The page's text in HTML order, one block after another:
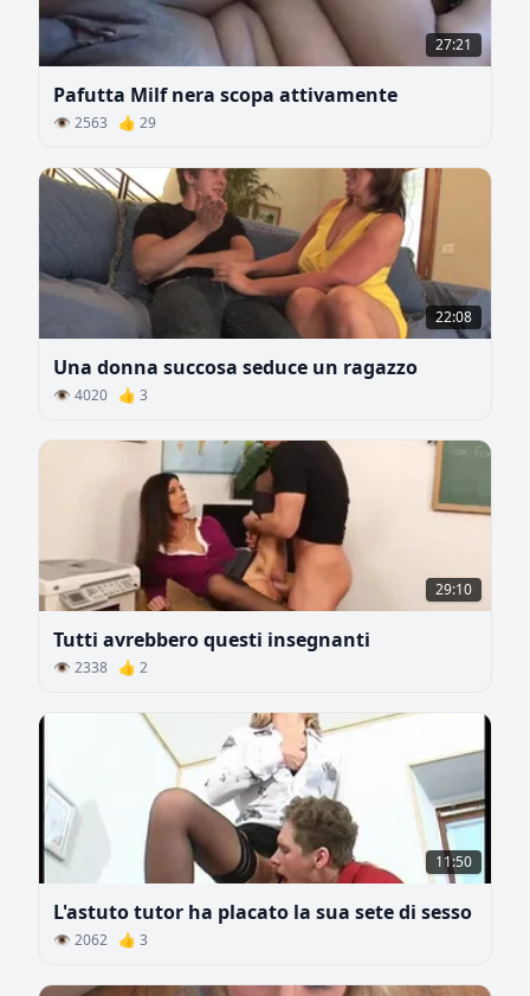
27:21
Pafutta Milf nera scopa attivamente
👁 2563 👍 29
22:08
Una donna succosa seduce un ragazzo
👁 4020 👍 3
29:10
Tutti avrebbero questi insegnanti
👁 2338 👍 2
11:50
L'astuto tutor ha placato la sua sete di sesso
👁 2062 👍 3